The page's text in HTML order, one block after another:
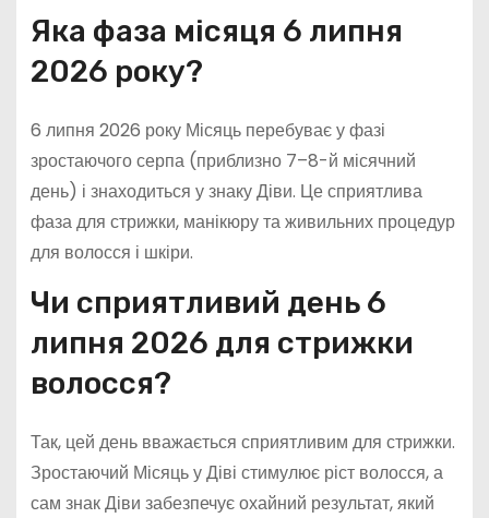
Яка фаза місяця 6 липня
2026 року?
6 липня 2026 року Місяць перебуває у фазі
зростаючого серпа (приблизно 7–8-й місячний
день) і знаходиться у знаку Діви. Це сприятлива
фаза для стрижки, манікюру та живильних процедур
для волосся і шкіри.
Чи сприятливий день 6
липня 2026 для стрижки
волосся?
Так, цей день вважається сприятливим для стрижки.
Зростаючий Місяць у Діві стимулює ріст волосся, а
сам знак Діви забезпечує охайний результат, який